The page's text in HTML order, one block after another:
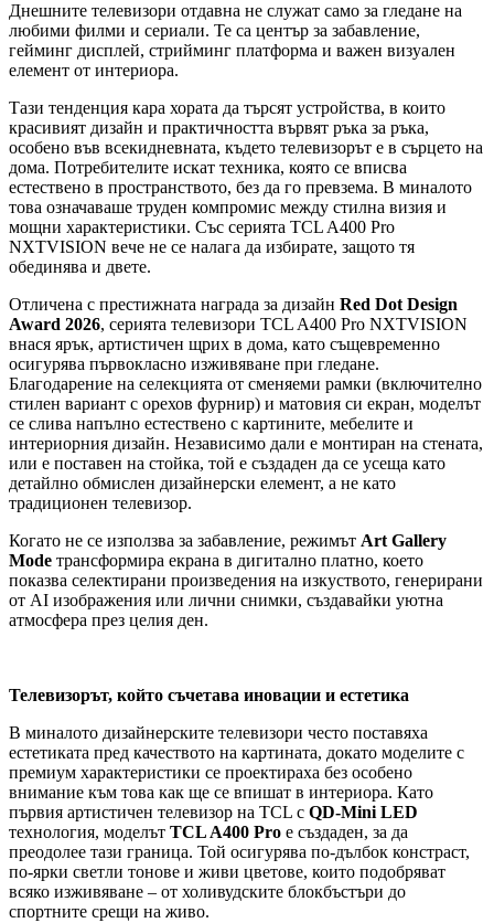
Днешните телевизори отдавна не служат само за гледане на
любими филми и сериали. Те са център за забавление,
гейминг дисплей, стрийминг платформа и важен визуален
елемент от интериора.
Тази тенденция кара хората да търсят устройства, в които
красивият дизайн и практичността вървят ръка за ръка,
особено във всекидневната, където телевизорът е в сърцето на
дома. Потребителите искат техника, която се вписва
естествено в пространството, без да го превзема. В миналото
това означаваше труден компромис между стилна визия и
мощни характеристики. Със серията TCL A400 Pro
NXTVISION вече не се налага да избирате, защото тя
обединява и двете.
Отличена с престижната награда за дизайн Red Dot Design
Award 2026, серията телевизори TCL A400 Pro NXTVISION
внася ярък, артистичен щрих в дома, като същевременно
осигурява първокласно изживяване при гледане.
Благодарение на селекцията от сменяеми рамки (включително
стилен вариант с орехов фурнир) и матовия си екран, моделът
се слива напълно естествено с картините, мебелите и
интериорния дизайн. Независимо дали е монтиран на стената,
или е поставен на стойка, той е създаден да се усеща като
детайлно обмислен дизайнерски елемент, а не като
традиционен телевизор.
Когато не се използва за забавление, режимът Art Gallery
Mode трансформира екрана в дигитално платно, което
показва селектирани произведения на изкуството, генерирани
от AI изображения или лични снимки, създавайки уютна
атмосфера през целия ден.
Телевизорът, който съчетава иновации и естетика
В миналото дизайнерските телевизори често поставяха
естетиката пред качеството на картината, докато моделите с
премиум характеристики се проектираха без особено
внимание към това как ще се впишат в интериора. Като
първия артистичен телевизор на TCL с QD-Mini LED
технология, моделът TCL A400 Pro е създаден, за да
преодолее тази граница. Той осигурява по-дълбок констраст,
по-ярки светли тонове и живи цветове, които подобряват
всяко изживяване – от холивудските блокбъстъри до
спортните срещи на живо.